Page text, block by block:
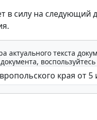
в силу на следующий
актуального текста